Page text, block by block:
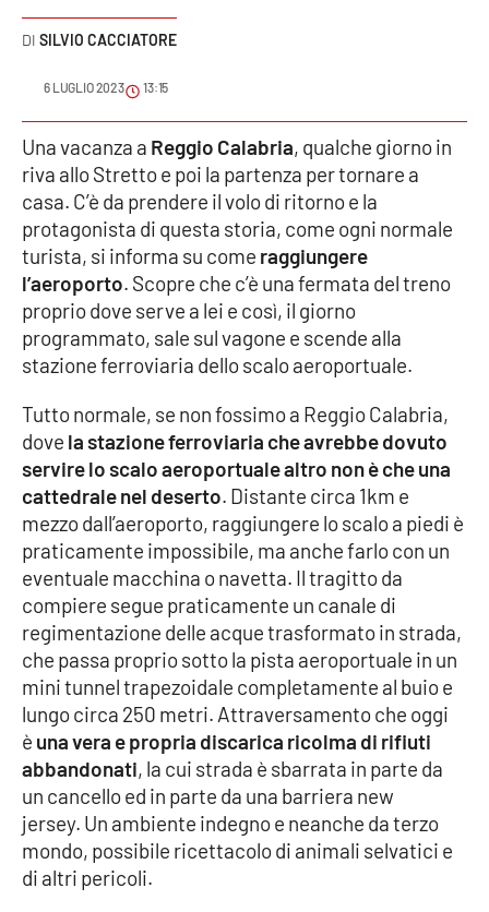
VIDEO
Ambiente
Cronaca
Cultura
Economia e Lavoro
Politica
Sanità
Società
Sport
RUBRICHE
Good Morning Vietnam
Parchi Marini Calabria
Leggendo Alvaro insieme
SILVIO CACCIATORE
6 LUGLIO 2023 13:15
Una vacanza a Reggio Calabria, qualche giorno in
riva allo Stretto e poi la partenza per tornare a
casa. C’è da prendere il volo di ritorno e la
protagonista di questa storia, come ogni normale
turista, si informa su come raggiungere
l’aeroporto. Scopre che c’è una fermata del treno
proprio dove serve a lei e così, il giorno
programmato, sale sul vagone e scende alla
stazione ferroviaria dello scalo aeroportuale.
Tutto normale, se non fossimo a Reggio Calabria,
dove la stazione ferroviaria che avrebbe dovuto
servire lo scalo aeroportuale altro non è che una
cattedrale nel deserto. Distante circa 1km e
mezzo dall’aeroporto, raggiungere lo scalo a piedi è
praticamente impossibile, ma anche farlo con un
eventuale macchina o navetta. Il tragitto da
compiere segue praticamente un canale di
regimentazione delle acque trasformato in strada,
che passa proprio sotto la pista aeroportuale in un
mini tunnel trapezoidale completamente al buio e
lungo circa 250 metri. Attraversamento che oggi
è una vera e propria discarica ricolma di rifiuti
abbandonati, la cui strada è sbarrata in parte da
un cancello ed in parte da una barriera new
jersey. Un ambiente indegno e neanche da terzo
mondo, possibile ricettacolo di animali selvatici e
di altri pericoli.